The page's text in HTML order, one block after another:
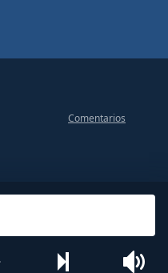
Comentarios